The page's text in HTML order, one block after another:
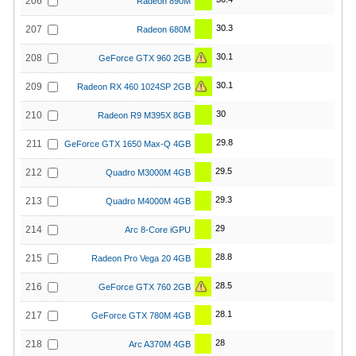
207 Radeon 680M 30.3
208 GeForce GTX 960 2GB 30.1
209 Radeon RX 460 1024SP 2GB 30.1
210 Radeon R9 M395X 8GB 30
211 GeForce GTX 1650 Max-Q 4GB 29.8
212 Quadro M3000M 4GB 29.5
213 Quadro M4000M 4GB 29.3
214 Arc 8-Core iGPU 29
215 Radeon Pro Vega 20 4GB 28.8
216 GeForce GTX 760 2GB 28.5
217 GeForce GTX 780M 4GB 28.1
218 Arc A370M 4GB 28